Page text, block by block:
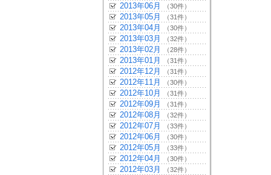
2013年06月 （30件）
2013年05月 （31件）
2013年04月 （30件）
2013年03月 （32件）
2013年02月 （28件）
2013年01月 （31件）
2012年12月 （31件）
2012年11月 （30件）
2012年10月 （31件）
2012年09月 （31件）
2012年08月 （32件）
2012年07月 （33件）
2012年06月 （30件）
2012年05月 （33件）
2012年04月 （30件）
2012年03月 （32件）